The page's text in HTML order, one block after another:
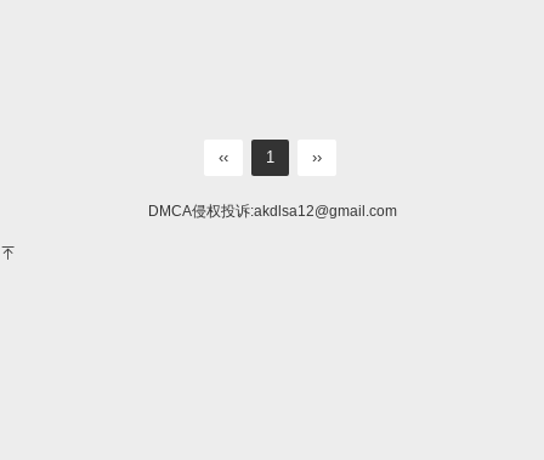
‹‹ 1 ››
DMCA侵权投诉:akdlsa12@gmail.com